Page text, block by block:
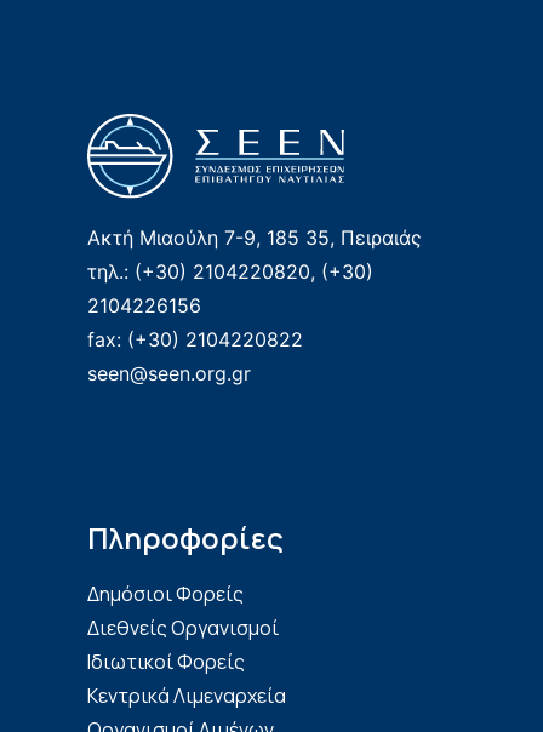
Ακτή Μιαούλη 7-9, 185 35, Πειραιάς
τηλ.: (+30) 2104220820, (+30)
2104226156
fax: (+30) 2104220822
seen@seen.org.gr
Πληροφορίες
Δημόσιοι Φορείς
Διεθνείς Οργανισμοί
Ιδιωτικοί Φορείς
Κεντρικά Λιμεναρχεία